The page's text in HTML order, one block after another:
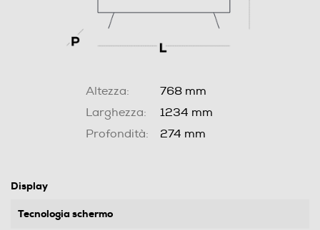
Altezza:
768 mm
Larghezza:
1234 mm
Profondità:
274 mm
Display
Tecnologia schermo